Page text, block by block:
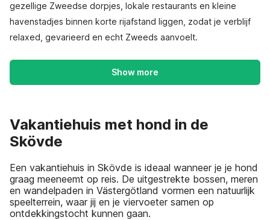
gezellige Zweedse dorpjes, lokale restaurants en kleine
havenstadjes binnen korte rijafstand liggen, zodat je verblijf
relaxed, gevarieerd en echt Zweeds aanvoelt.
Show more
Vakantiehuis met hond in de
Skövde
Een vakantiehuis in Skövde is ideaal wanneer je je hond
graag meeneemt op reis. De uitgestrekte bossen, meren
en wandelpaden in Västergötland vormen een natuurlijk
speelterrein, waar jij en je viervoeter samen op
ontdekkingstocht kunnen gaan.